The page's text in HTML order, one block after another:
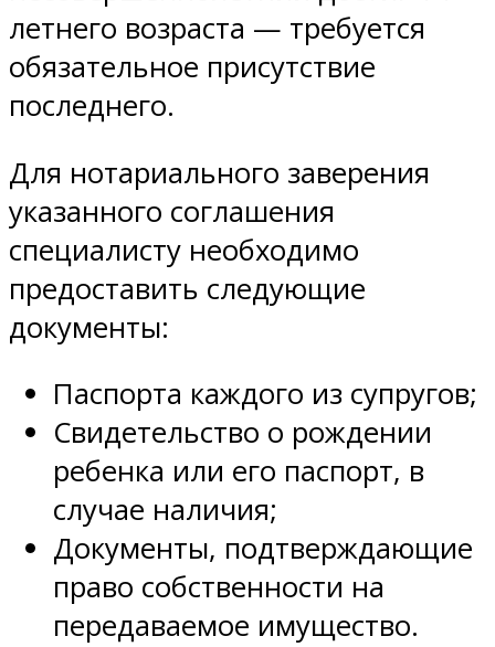
летнего возраста — требуется
обязательное присутствие
последнего.
Для нотариального заверения
указанного соглашения
специалисту необходимо
предоставить следующие
документы:
Паспорта каждого из супругов;
Свидетельство о рождении
ребенка или его паспорт, в
случае наличия;
Документы, подтверждающие
право собственности на
передаваемое имущество.